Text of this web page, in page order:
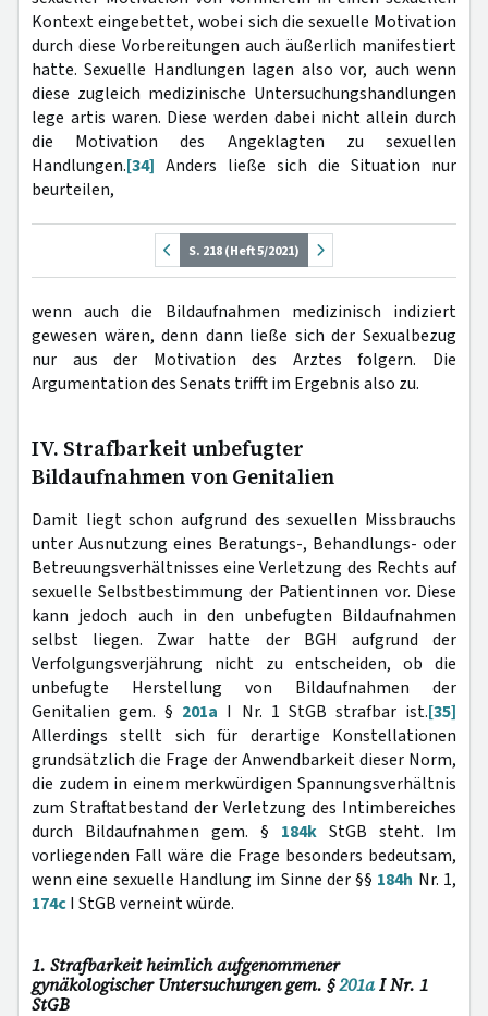
Kontext eingebettet, wobei sich die sexuelle Motivation
durch diese Vorbereitungen auch äußerlich manifestiert
hatte. Sexuelle Handlungen lagen also vor, auch wenn
diese zugleich medizinische Untersuchungshandlungen
lege artis waren. Diese werden dabei nicht allein durch
die Motivation des Angeklagten zu sexuellen
Handlungen.[34] Anders ließe sich die Situation nur
beurteilen,
S. 218 (Heft 5/2021)
wenn auch die Bildaufnahmen medizinisch indiziert
gewesen wären, denn dann ließe sich der Sexualbezug
nur aus der Motivation des Arztes folgern. Die
Argumentation des Senats trifft im Ergebnis also zu.
IV. Strafbarkeit unbefugter
Bildaufnahmen von Genitalien
Damit liegt schon aufgrund des sexuellen Missbrauchs
unter Ausnutzung eines Beratungs-, Behandlungs- oder
Betreuungsverhältnisses eine Verletzung des Rechts auf
sexuelle Selbstbestimmung der Patientinnen vor. Diese
kann jedoch auch in den unbefugten Bildaufnahmen
selbst liegen. Zwar hatte der BGH aufgrund der
Verfolgungsverjährung nicht zu entscheiden, ob die
unbefugte Herstellung von Bildaufnahmen der
Genitalien gem. § 201a I Nr. 1 StGB strafbar ist.[35]
Allerdings stellt sich für derartige Konstellationen
grundsätzlich die Frage der Anwendbarkeit dieser Norm,
die zudem in einem merkwürdigen Spannungsverhältnis
zum Straftatbestand der Verletzung des Intimbereiches
durch Bildaufnahmen gem. § 184k StGB steht. Im
vorliegenden Fall wäre die Frage besonders bedeutsam,
wenn eine sexuelle Handlung im Sinne der §§ 184h Nr. 1,
174cI StGB verneint würde.
1. Strafbarkeit heimlich aufgenommener
gynäkologischer Untersuchungen gem. §201aI Nr. 1
StGB